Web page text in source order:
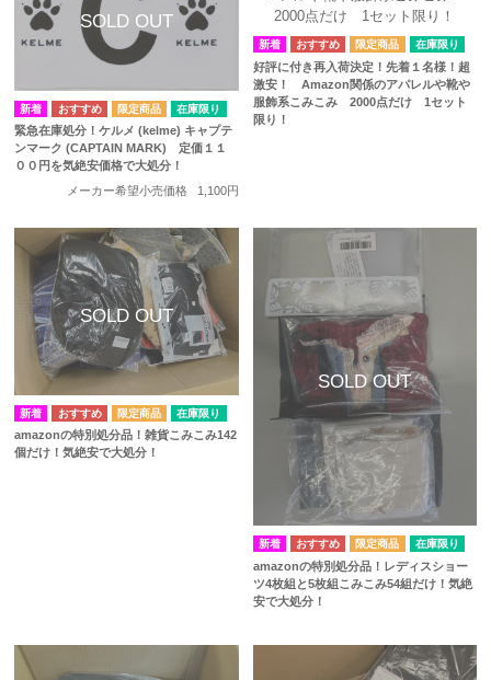
在庫限り
緊急在庫処分！ケルメ (kelme) キャプテ
ンマーク (CAPTAIN MARK) 定価１１
００円を気絶安価格で大処分！
メーカー希望小売価格
1,100円
在庫限り
好評に付き再入荷決定！先着１名様！超
激安！ Amazon関係のアパレルや靴や
服飾系こみこみ 2000点だけ 1セット
限り！
在庫限り
amazonの特別処分品！雑貨こみこみ142
個だけ！気絶安で大処分！
在庫限り
amazonの特別処分品！レディスショー
ツ4枚組と5枚組こみこみ54組だけ！気絶
安で大処分！